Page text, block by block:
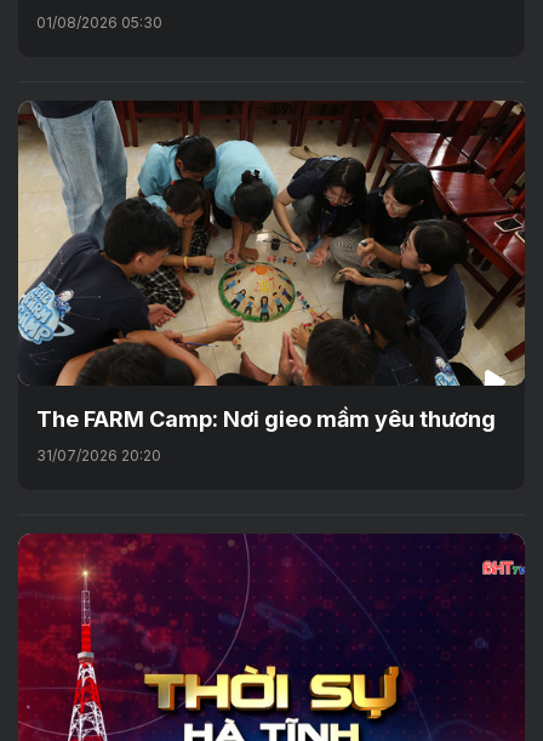
01/08/2026 05:30
The FARM Camp: Nơi gieo mầm yêu thương
31/07/2026 20:20